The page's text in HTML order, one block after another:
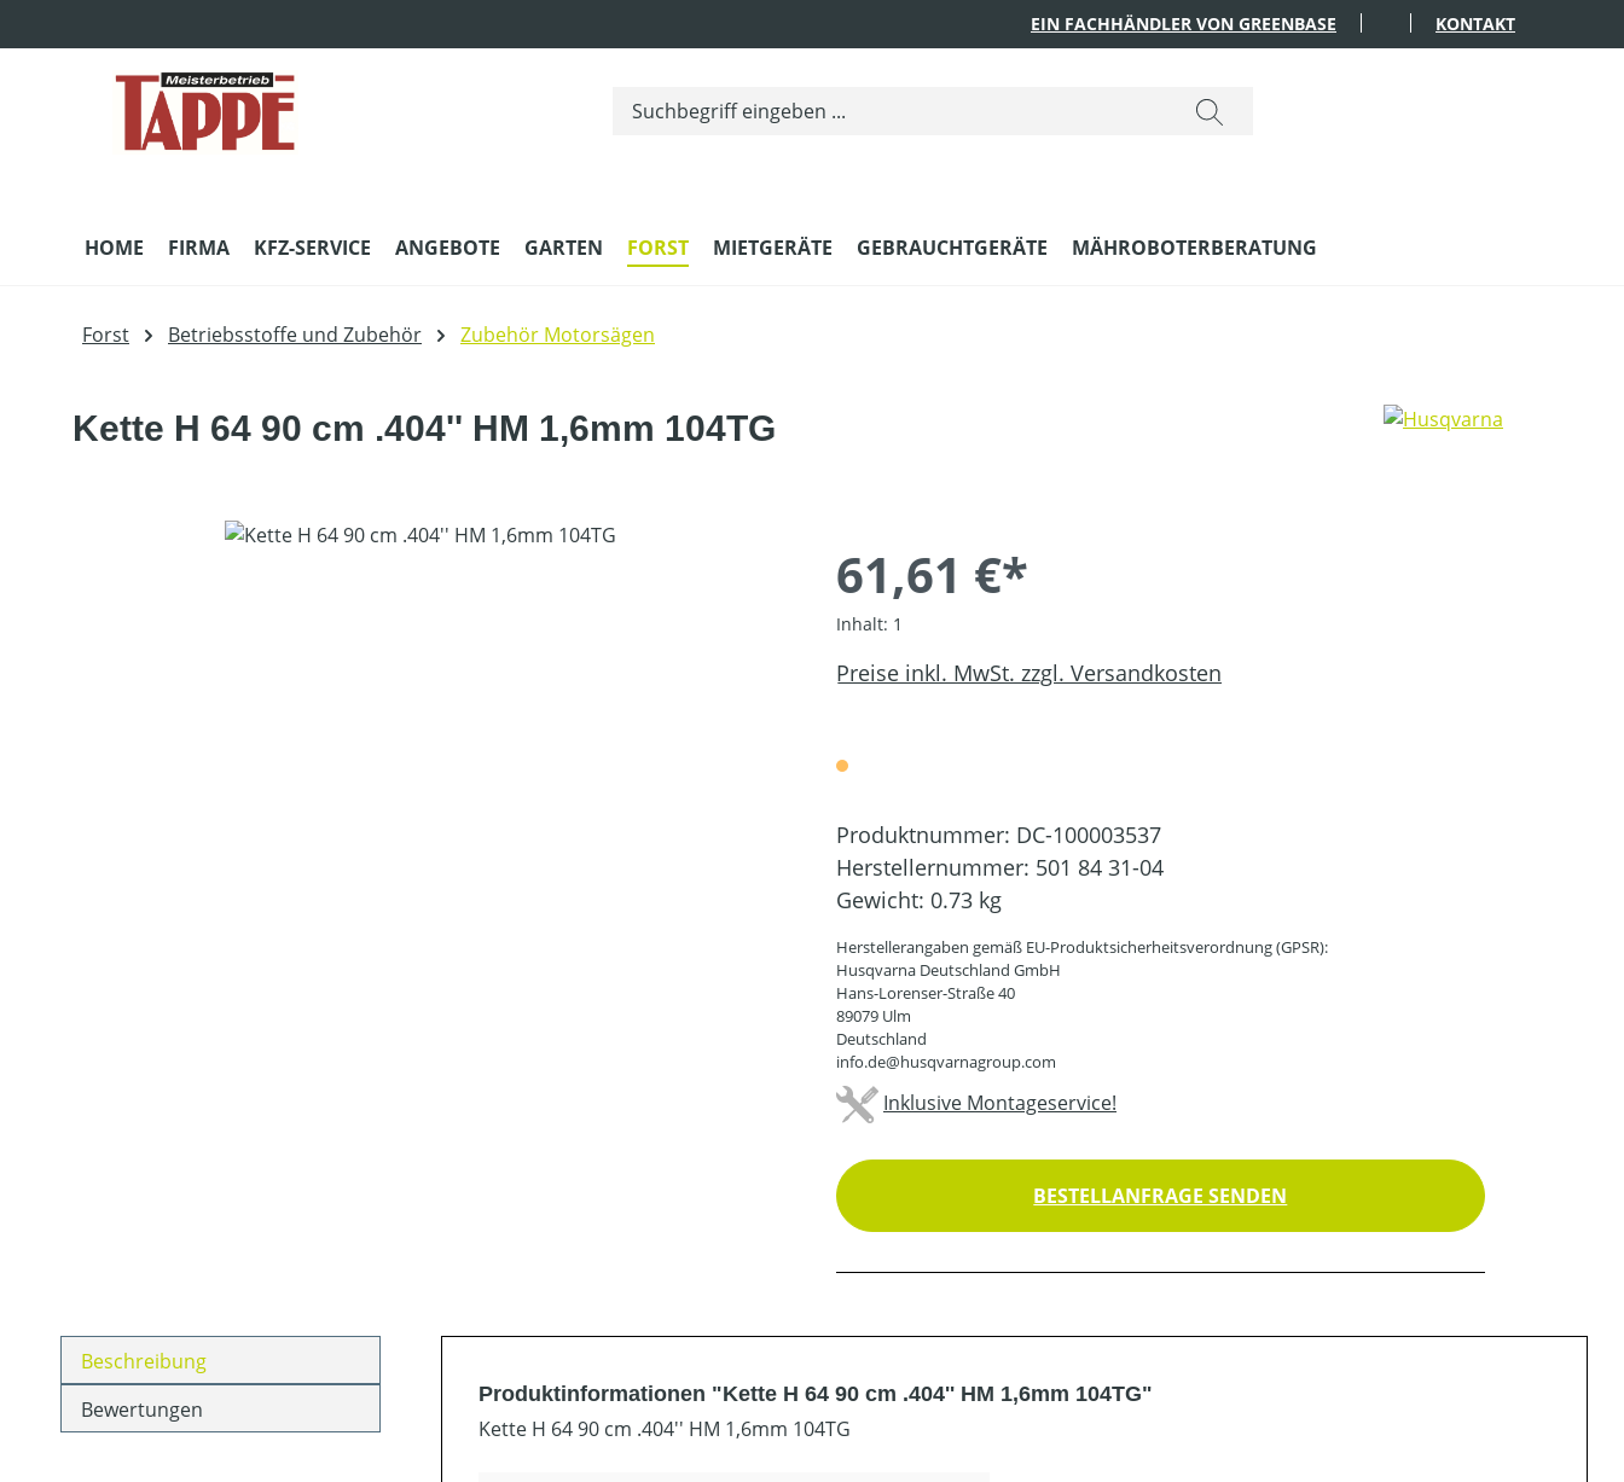
EIN FACHHÄNDLER VON GREENBASE KONTAKT
HOME FIRMA KFZ-SERVICE ANGEBOTE GARTEN FORST MIETGERÄTE GEBRAUCHTGERÄTE MÄHROBOTERBERATUNG
Forst Betriebsstoffe und Zubehör Zubehör Motorsägen
Kette H 64 90 cm .404'' HM 1,6mm 104TG
Bildergalerie überspringen
61,61 €*
Inhalt: 1
Preise inkl. MwSt. zzgl. Versandkosten
Produktnummer: DC-100003537
Herstellernummer: 501 84 31-04
Gewicht: 0.73 kg
Herstellerangaben gemäß EU-Produktsicherheitsverordnung (GPSR):
Husqvarna Deutschland GmbH
Hans-Lorenser-Straße 40
89079 Ulm
Deutschland
info.de@husqvarnagroup.com
Inklusive Montageservice!
BESTELLANFRAGE SENDEN
Beschreibung
Bewertungen
Produktinformationen "Kette H 64 90 cm .404'' HM 1,6mm 104TG"
Kette H 64 90 cm .404'' HM 1,6mm 104TG